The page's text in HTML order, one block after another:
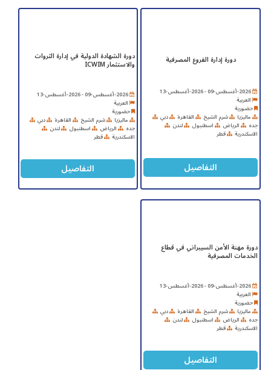
دورة إدارة الفروع المصرفية
2026-أغسطس-09 - 2026-أغسطس-13
العربية
حضورية
ماليزيا شرم الشيخ القاهرة دبي
جده الرياض اسطنبول لندن
الاسكندرية قطر
التفاصيل
دورة الشهادة الدولية في إدارة الثروات
والاستثمار ICWIM
2026-أغسطس-09 - 2026-أغسطس-13
العربية
حضورية
ماليزيا شرم الشيخ القاهرة دبي
جده الرياض اسطنبول لندن
الاسكندرية قطر
التفاصيل
دورة مهنة الأمن السيبراني في قطاع
الخدمات المصرفية
2026-أغسطس-09 - 2026-أغسطس-13
العربية
حضورية
ماليزيا شرم الشيخ القاهرة دبي
جده الرياض اسطنبول لندن
الاسكندرية قطر
التفاصيل